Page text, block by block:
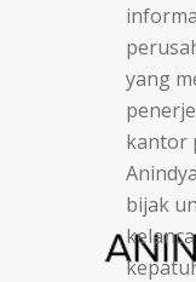
yang
kantor
bijak